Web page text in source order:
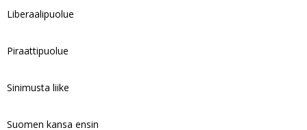
Liberaalipuolue
Piraattipuolue
Sinimusta liike
Suomen kansa ensin